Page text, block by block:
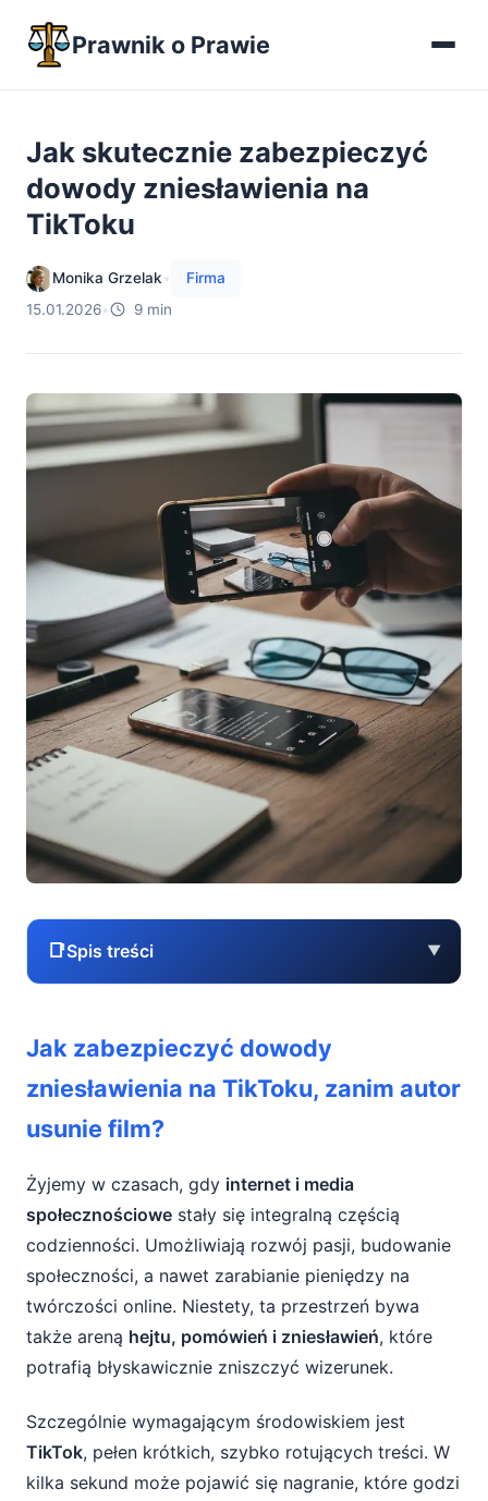
Prawnik o Prawie
Jak skutecznie zabezpieczyć
dowody zniesławienia na
TikToku
Monika Grzelak•
Firma
15.01.2026• 9 min
📑Spis treści ▼
TikToku, zanim autor usunie film?
Czym jest zniesławienie na TikToku?
zniesławieniu w social mediach?
Krok po kroku: jak zabezpieczyć dowody
zniesławienia na TikToku?
Nagrywanie ekranu – najważniejszy
sprzymierzeniec w zabezpieczaniu
dowodów
Zrzuty ekranu jako uzupełniające dowody
Jakie informacje dodatkowe koniecznie
zapisać?
Jak zabezpieczyć dowody
zniesławienia na TikToku, zanim autor
usunie film?
Żyjemy w czasach, gdy internet i media
społecznościowe stały się integralną częścią
codzienności. Umożliwiają rozwój pasji, budowanie
społeczności, a nawet zarabianie pieniędzy na
twórczości online. Niestety, ta przestrzeń bywa
także areną hejtu, pomówień i zniesławień, które
potrafią błyskawicznie zniszczyć wizerunek.
Szczególnie wymagającym środowiskiem jest
TikTok, pełen krótkich, szybko rotujących treści. W
kilka sekund może pojawić się nagranie, które godzi